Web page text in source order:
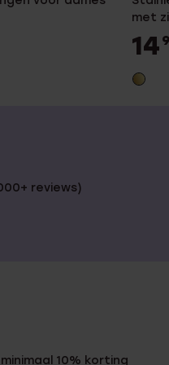
met
14
reviews)
10% korting